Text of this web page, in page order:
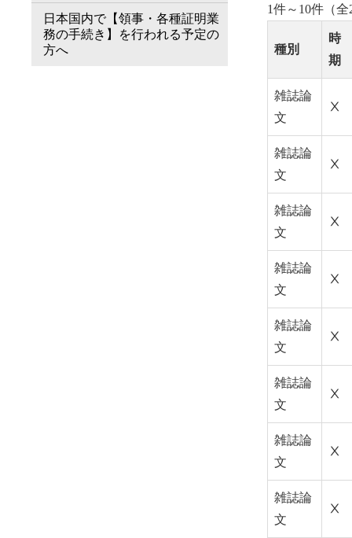
1件～10件（全
種別
時
期
雑誌論
文
Ⅹ
雑誌論
文
Ⅹ
雑誌論
文
Ⅹ
雑誌論
文
Ⅹ
雑誌論
文
Ⅹ
雑誌論
文
Ⅹ
雑誌論
文
Ⅹ
雑誌論
文
Ⅹ
日本国内で【領事・各種証明業
務の手続き】を行われる予定の
方へ